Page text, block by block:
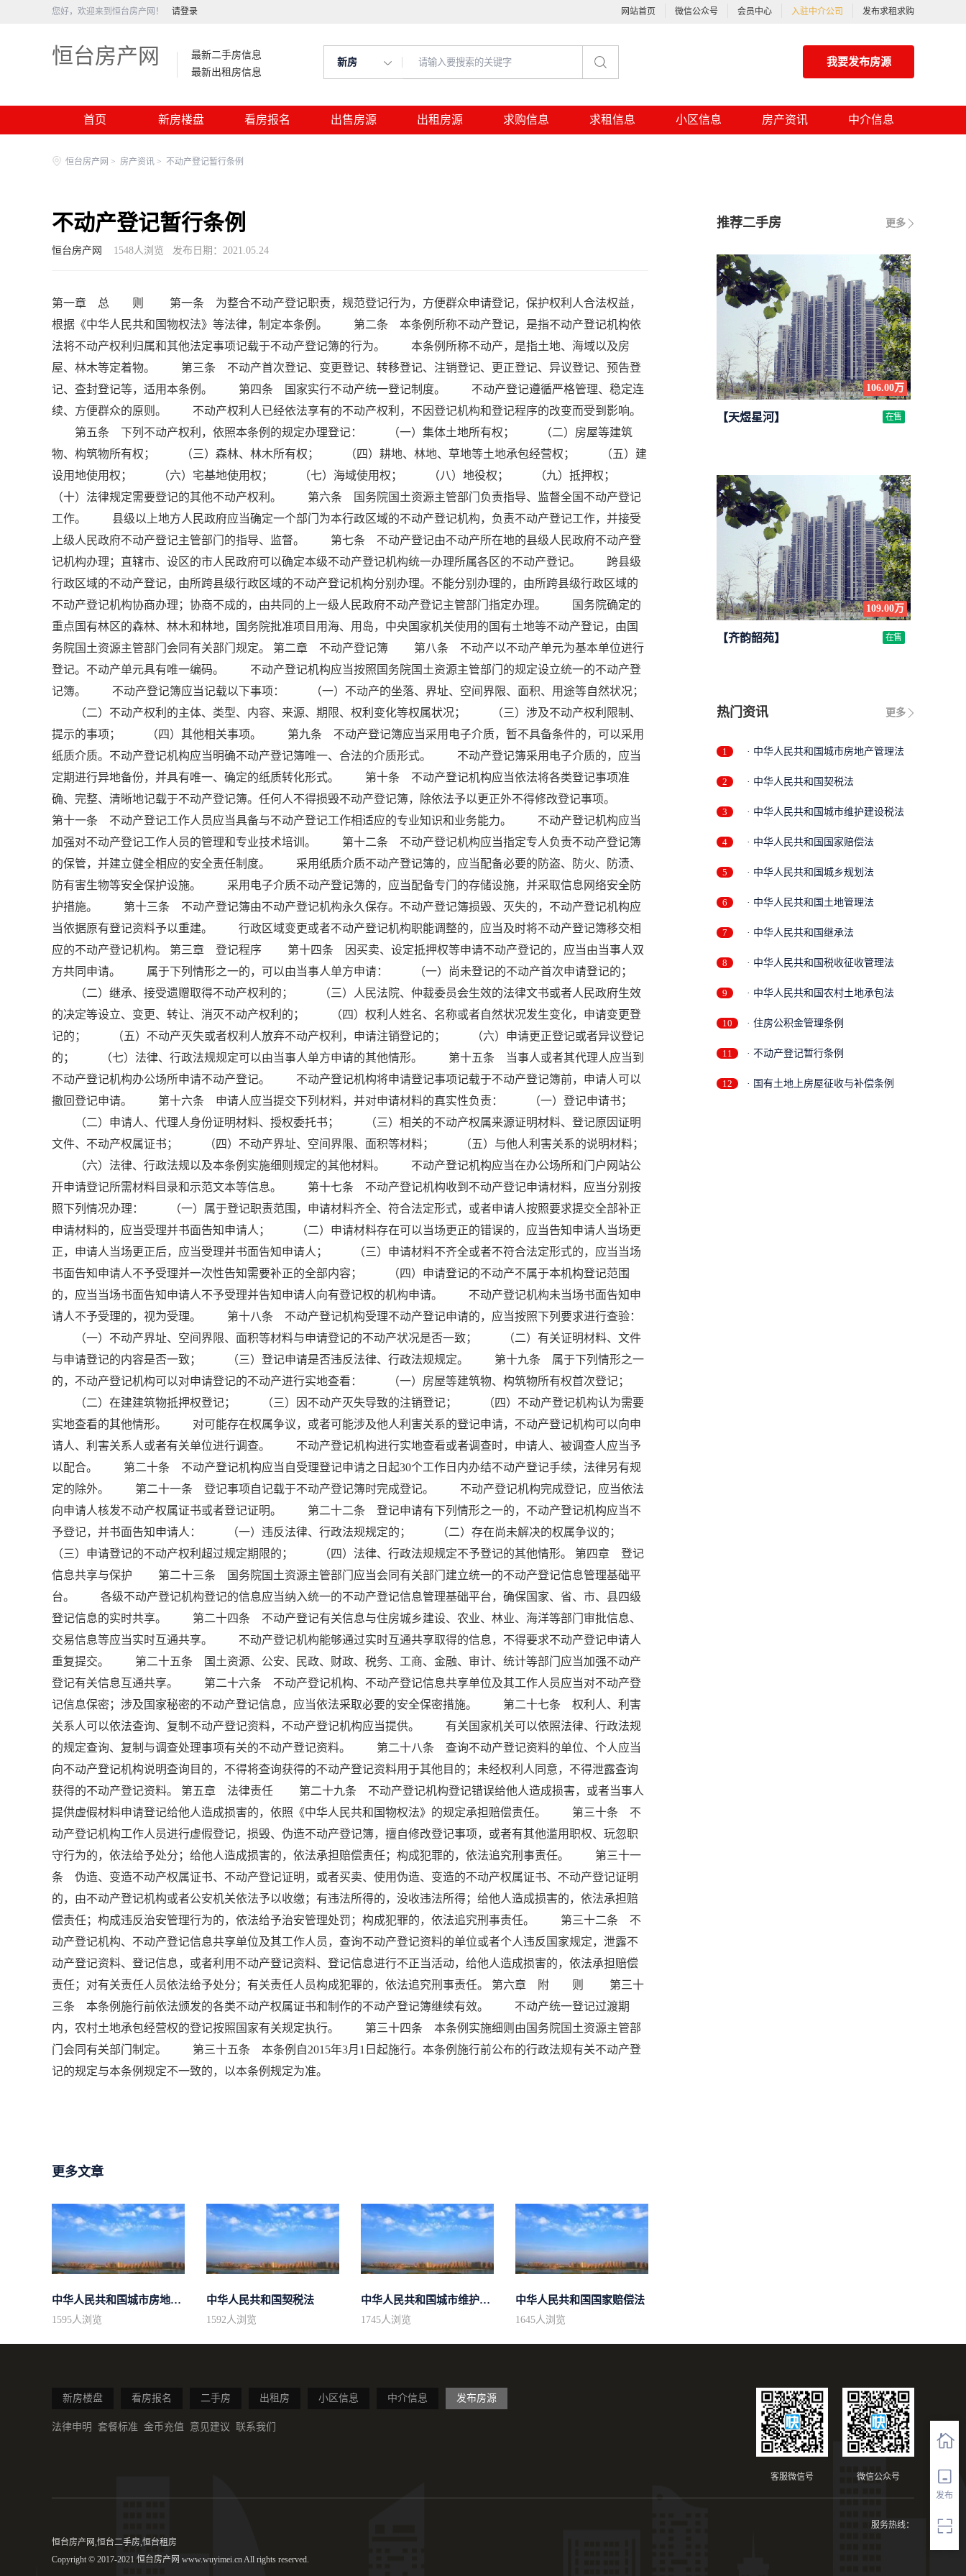
您好，欢迎来到恒台房产网！ 请登录 网站首页 微信公众号 会员中心 入驻中介公司 发布求租求购
恒台房产网
最新二手房信息
最新出租房信息
新房 我要发布房源
首页 新房楼盘 看房报名 出售房源 出租房源 求购信息 求租信息 小区信息 房产资讯 中介信息
发布
恒台房产网 > 房产资讯 > 不动产登记暂行条例
不动产登记暂行条例
恒台房产网 1548人浏览 发布日期：2021.05.24
第一章 总 则 第一条 为整合不动产登记职责，规范登记行为，方便群众申请登记，保护权利人合法权益，
根据《中华人民共和国物权法》等法律，制定本条例。 第二条 本条例所称不动产登记，是指不动产登记机构依
法将不动产权利归属和其他法定事项记载于不动产登记簿的行为。 本条例所称不动产，是指土地、海域以及房
屋、林木等定着物。 第三条 不动产首次登记、变更登记、转移登记、注销登记、更正登记、异议登记、预告登
记、查封登记等，适用本条例。 第四条 国家实行不动产统一登记制度。 不动产登记遵循严格管理、稳定连
续、方便群众的原则。 不动产权利人已经依法享有的不动产权利，不因登记机构和登记程序的改变而受到影响。
第五条 下列不动产权利，依照本条例的规定办理登记： （一）集体土地所有权； （二）房屋等建筑
物、构筑物所有权； （三）森林、林木所有权； （四）耕地、林地、草地等土地承包经营权； （五）建
设用地使用权； （六）宅基地使用权； （七）海域使用权； （八）地役权； （九）抵押权；
（十）法律规定需要登记的其他不动产权利。 第六条 国务院国土资源主管部门负责指导、监督全国不动产登记
工作。 县级以上地方人民政府应当确定一个部门为本行政区域的不动产登记机构，负责不动产登记工作，并接受
上级人民政府不动产登记主管部门的指导、监督。 第七条 不动产登记由不动产所在地的县级人民政府不动产登
记机构办理；直辖市、设区的市人民政府可以确定本级不动产登记机构统一办理所属各区的不动产登记。 跨县级
行政区域的不动产登记，由所跨县级行政区域的不动产登记机构分别办理。不能分别办理的，由所跨县级行政区域的
不动产登记机构协商办理；协商不成的，由共同的上一级人民政府不动产登记主管部门指定办理。 国务院确定的
重点国有林区的森林、林木和林地，国务院批准项目用海、用岛，中央国家机关使用的国有土地等不动产登记，由国
务院国土资源主管部门会同有关部门规定。 第二章 不动产登记簿 第八条 不动产以不动产单元为基本单位进行
登记。不动产单元具有唯一编码。 不动产登记机构应当按照国务院国土资源主管部门的规定设立统一的不动产登
记簿。 不动产登记簿应当记载以下事项： （一）不动产的坐落、界址、空间界限、面积、用途等自然状况；
（二）不动产权利的主体、类型、内容、来源、期限、权利变化等权属状况； （三）涉及不动产权利限制、
提示的事项； （四）其他相关事项。 第九条 不动产登记簿应当采用电子介质，暂不具备条件的，可以采用
纸质介质。不动产登记机构应当明确不动产登记簿唯一、合法的介质形式。 不动产登记簿采用电子介质的，应当
定期进行异地备份，并具有唯一、确定的纸质转化形式。 第十条 不动产登记机构应当依法将各类登记事项准
确、完整、清晰地记载于不动产登记簿。任何人不得损毁不动产登记簿，除依法予以更正外不得修改登记事项。
第十一条 不动产登记工作人员应当具备与不动产登记工作相适应的专业知识和业务能力。 不动产登记机构应当
加强对不动产登记工作人员的管理和专业技术培训。 第十二条 不动产登记机构应当指定专人负责不动产登记簿
的保管，并建立健全相应的安全责任制度。 采用纸质介质不动产登记簿的，应当配备必要的防盗、防火、防渍、
防有害生物等安全保护设施。 采用电子介质不动产登记簿的，应当配备专门的存储设施，并采取信息网络安全防
护措施。 第十三条 不动产登记簿由不动产登记机构永久保存。不动产登记簿损毁、灭失的，不动产登记机构应
当依据原有登记资料予以重建。 行政区域变更或者不动产登记机构职能调整的，应当及时将不动产登记簿移交相
应的不动产登记机构。 第三章 登记程序 第十四条 因买卖、设定抵押权等申请不动产登记的，应当由当事人双
方共同申请。 属于下列情形之一的，可以由当事人单方申请： （一）尚未登记的不动产首次申请登记的；
（二）继承、接受遗赠取得不动产权利的； （三）人民法院、仲裁委员会生效的法律文书或者人民政府生效
的决定等设立、变更、转让、消灭不动产权利的； （四）权利人姓名、名称或者自然状况发生变化，申请变更登
记的； （五）不动产灭失或者权利人放弃不动产权利，申请注销登记的； （六）申请更正登记或者异议登记
的； （七）法律、行政法规规定可以由当事人单方申请的其他情形。 第十五条 当事人或者其代理人应当到
不动产登记机构办公场所申请不动产登记。 不动产登记机构将申请登记事项记载于不动产登记簿前，申请人可以
撤回登记申请。 第十六条 申请人应当提交下列材料，并对申请材料的真实性负责： （一）登记申请书；
（二）申请人、代理人身份证明材料、授权委托书； （三）相关的不动产权属来源证明材料、登记原因证明
文件、不动产权属证书； （四）不动产界址、空间界限、面积等材料； （五）与他人利害关系的说明材料；
（六）法律、行政法规以及本条例实施细则规定的其他材料。 不动产登记机构应当在办公场所和门户网站公
开申请登记所需材料目录和示范文本等信息。 第十七条 不动产登记机构收到不动产登记申请材料，应当分别按
照下列情况办理： （一）属于登记职责范围，申请材料齐全、符合法定形式，或者申请人按照要求提交全部补正
申请材料的，应当受理并书面告知申请人； （二）申请材料存在可以当场更正的错误的，应当告知申请人当场更
正，申请人当场更正后，应当受理并书面告知申请人； （三）申请材料不齐全或者不符合法定形式的，应当当场
书面告知申请人不予受理并一次性告知需要补正的全部内容； （四）申请登记的不动产不属于本机构登记范围
的，应当当场书面告知申请人不予受理并告知申请人向有登记权的机构申请。 不动产登记机构未当场书面告知申
请人不予受理的，视为受理。 第十八条 不动产登记机构受理不动产登记申请的，应当按照下列要求进行查验：
（一）不动产界址、空间界限、面积等材料与申请登记的不动产状况是否一致； （二）有关证明材料、文件
与申请登记的内容是否一致； （三）登记申请是否违反法律、行政法规规定。 第十九条 属于下列情形之一
的，不动产登记机构可以对申请登记的不动产进行实地查看： （一）房屋等建筑物、构筑物所有权首次登记；
（二）在建建筑物抵押权登记； （三）因不动产灭失导致的注销登记； （四）不动产登记机构认为需要
实地查看的其他情形。 对可能存在权属争议，或者可能涉及他人利害关系的登记申请，不动产登记机构可以向申
请人、利害关系人或者有关单位进行调查。 不动产登记机构进行实地查看或者调查时，申请人、被调查人应当予
以配合。 第二十条 不动产登记机构应当自受理登记申请之日起30个工作日内办结不动产登记手续，法律另有规
定的除外。 第二十一条 登记事项自记载于不动产登记簿时完成登记。 不动产登记机构完成登记，应当依法
向申请人核发不动产权属证书或者登记证明。 第二十二条 登记申请有下列情形之一的，不动产登记机构应当不
予登记，并书面告知申请人： （一）违反法律、行政法规规定的； （二）存在尚未解决的权属争议的；
（三）申请登记的不动产权利超过规定期限的； （四）法律、行政法规规定不予登记的其他情形。 第四章 登记
信息共享与保护 第二十三条 国务院国土资源主管部门应当会同有关部门建立统一的不动产登记信息管理基础平
台。 各级不动产登记机构登记的信息应当纳入统一的不动产登记信息管理基础平台，确保国家、省、市、县四级
登记信息的实时共享。 第二十四条 不动产登记有关信息与住房城乡建设、农业、林业、海洋等部门审批信息、
交易信息等应当实时互通共享。 不动产登记机构能够通过实时互通共享取得的信息，不得要求不动产登记申请人
重复提交。 第二十五条 国土资源、公安、民政、财政、税务、工商、金融、审计、统计等部门应当加强不动产
登记有关信息互通共享。 第二十六条 不动产登记机构、不动产登记信息共享单位及其工作人员应当对不动产登
记信息保密；涉及国家秘密的不动产登记信息，应当依法采取必要的安全保密措施。 第二十七条 权利人、利害
关系人可以依法查询、复制不动产登记资料，不动产登记机构应当提供。 有关国家机关可以依照法律、行政法规
的规定查询、复制与调查处理事项有关的不动产登记资料。 第二十八条 查询不动产登记资料的单位、个人应当
向不动产登记机构说明查询目的，不得将查询获得的不动产登记资料用于其他目的；未经权利人同意，不得泄露查询
获得的不动产登记资料。 第五章 法律责任 第二十九条 不动产登记机构登记错误给他人造成损害，或者当事人
提供虚假材料申请登记给他人造成损害的，依照《中华人民共和国物权法》的规定承担赔偿责任。 第三十条 不
动产登记机构工作人员进行虚假登记，损毁、伪造不动产登记簿，擅自修改登记事项，或者有其他滥用职权、玩忽职
守行为的，依法给予处分；给他人造成损害的，依法承担赔偿责任；构成犯罪的，依法追究刑事责任。 第三十一
条 伪造、变造不动产权属证书、不动产登记证明，或者买卖、使用伪造、变造的不动产权属证书、不动产登记证明
的，由不动产登记机构或者公安机关依法予以收缴；有违法所得的，没收违法所得；给他人造成损害的，依法承担赔
偿责任；构成违反治安管理行为的，依法给予治安管理处罚；构成犯罪的，依法追究刑事责任。 第三十二条 不
动产登记机构、不动产登记信息共享单位及其工作人员，查询不动产登记资料的单位或者个人违反国家规定，泄露不
动产登记资料、登记信息，或者利用不动产登记资料、登记信息进行不正当活动，给他人造成损害的，依法承担赔偿
责任；对有关责任人员依法给予处分；有关责任人员构成犯罪的，依法追究刑事责任。 第六章 附 则 第三十
三条 本条例施行前依法颁发的各类不动产权属证书和制作的不动产登记簿继续有效。 不动产统一登记过渡期
内，农村土地承包经营权的登记按照国家有关规定执行。 第三十四条 本条例实施细则由国务院国土资源主管部
门会同有关部门制定。 第三十五条 本条例自2015年3月1日起施行。本条例施行前公布的行政法规有关不动产登
记的规定与本条例规定不一致的，以本条例规定为准。
更多文章
中华人民共和国城市房地产管理法
1595人浏览
中华人民共和国契税法
1592人浏览
中华人民共和国城市维护建设税法
1745人浏览
中华人民共和国国家赔偿法
1645人浏览
更多
推荐二手房
106.00万
【天煜星河】 在售
109.00万
【齐韵韶苑】 在售
更多
热门资讯
1 · 中华人民共和国城市房地产管理法
2 · 中华人民共和国契税法
3 · 中华人民共和国城市维护建设税法
4 · 中华人民共和国国家赔偿法
5 · 中华人民共和国城乡规划法
6 · 中华人民共和国土地管理法
7 · 中华人民共和国继承法
8 · 中华人民共和国税收征收管理法
9 · 中华人民共和国农村土地承包法
10 · 住房公积金管理条例
11 · 不动产登记暂行条例
12 · 国有土地上房屋征收与补偿条例
新房楼盘 看房报名 二手房 出租房 小区信息 中介信息 发布房源
法律申明 套餐标准 金币充值 意见建议 联系我们
微信公众号
客服微信号
服务热线：
恒台房产网,恒台二手房,恒台租房
Copyright © 2017-2021 恒台房产网 www.wuyimei.cn All rights reserved.